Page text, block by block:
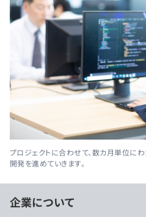
プロジェクトに合わせて、数カ月単位に
開発を進めていきます。
企業について